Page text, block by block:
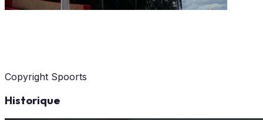
Copyright Spoorts
Historique